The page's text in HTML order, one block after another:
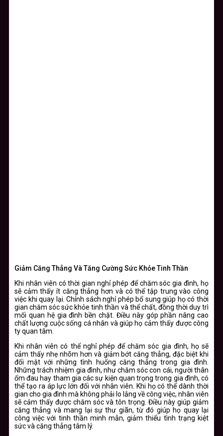
Giảm Căng Thẳng Và Tăng Cường Sức Khỏe Tinh Thần
Khi nhân viên có thời gian nghỉ phép để chăm sóc gia đình, họ
sẽ cảm thấy ít căng thẳng hơn và có thể tập trung vào công
việc khi quay lại. Chính sách nghỉ phép bổ sung giúp họ có thời
gian chăm sóc sức khỏe tinh thần và thể chất, đồng thời duy trì
mối quan hệ gia đình bền chặt. Điều này góp phần nâng cao
chất lượng cuộc sống cá nhân và giúp họ cảm thấy được công
ty quan tâm.
Khi nhân viên có thể nghỉ phép để chăm sóc gia đình, họ sẽ
cảm thấy nhẹ nhõm hơn và giảm bớt căng thẳng, đặc biệt khi
đối mặt với những tình huống căng thẳng trong gia đình.
Những trách nhiệm gia đình, như chăm sóc con cái, người thân
ốm đau hay tham gia các sự kiện quan trọng trong gia đình, có
thể tạo ra áp lực lớn đối với nhân viên. Khi họ có thể dành thời
gian cho gia đình mà không phải lo lắng về công việc, nhân viên
sẽ cảm thấy được chăm sóc và tôn trọng. Điều này giúp giảm
căng thẳng và mang lại sự thư giãn, từ đó giúp họ quay lại
công việc với tinh thần minh mẫn, giảm thiểu tình trạng kiệt
sức và căng thẳng tâm lý.